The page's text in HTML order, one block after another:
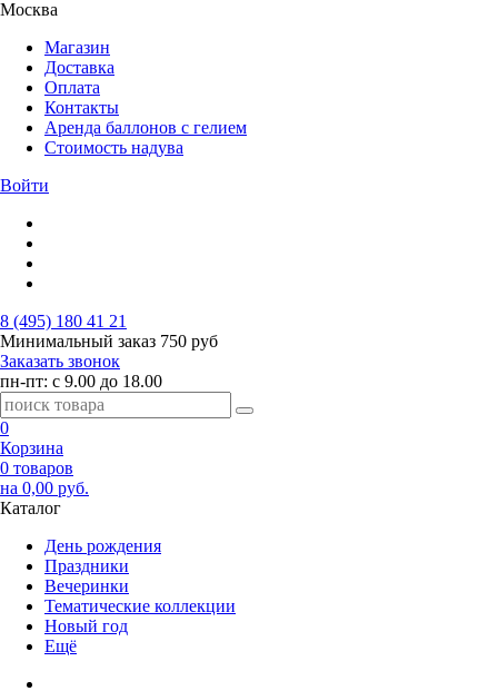
Москва
Магазин
Доставка
Оплата
Контакты
Аренда баллонов с гелием
Стоимость надува
Войти
8 (495) 180 41 21
Минимальный заказ 750 руб
Заказать звонок
пн-пт: с 9.00 до 18.00
0
Корзина
0 товаров
на 0,00 руб.
Каталог
День рождения
Праздники
Вечеринки
Тематические коллекции
Новый год
Ещё